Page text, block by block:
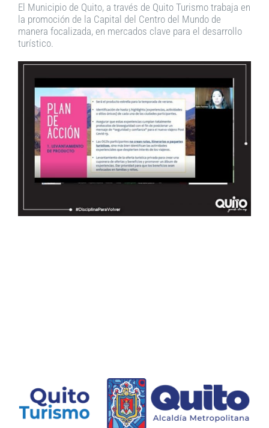
El Municipio de Quito, a través de Quito Turismo trabaja en
la promoción de la Capital del Centro del Mundo de
manera focalizada, en mercados clave para el desarrollo
turístico.